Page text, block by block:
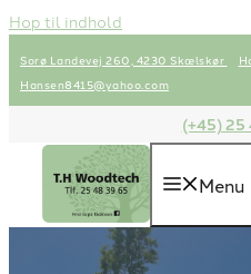
Hop til indhold
Sorø Landevej 260, 4230 Skælskør
Hansen8415@yahoo.com
(+45) 25
Menu